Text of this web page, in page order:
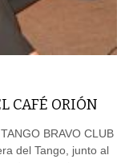
CAFÉ ORIÓN
BRAVO CLUB
del Tango, junto al